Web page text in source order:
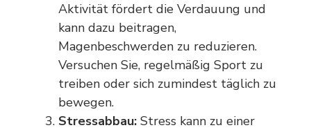
Aktivität fördert die Verdauung und
kann dazu beitragen,
Magenbeschwerden zu reduzieren.
Versuchen Sie, regelmäßig Sport zu
treiben oder sich zumindest täglich zu
bewegen.
Stressabbau: Stress kann zu einer